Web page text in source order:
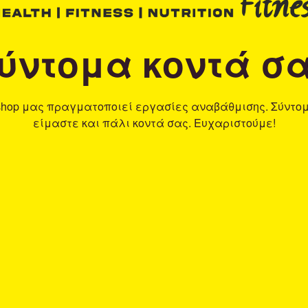
κοντά
μας πραγματοποιεί εργασίες αναβάθμισης.
είμαστε και πάλι κοντά σας. Ευχαριστούμε!